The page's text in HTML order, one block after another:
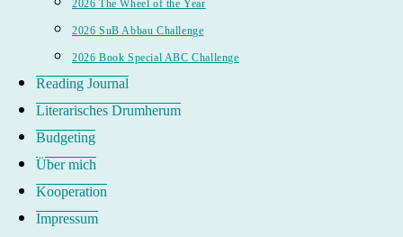
2026 The Wheel of the Year
2026 SuB Abbau Challenge
2026 Book Special ABC Challenge
Reading Journal
Literarisches Drumherum
Budgeting
Über mich
Kooperation
Impressum